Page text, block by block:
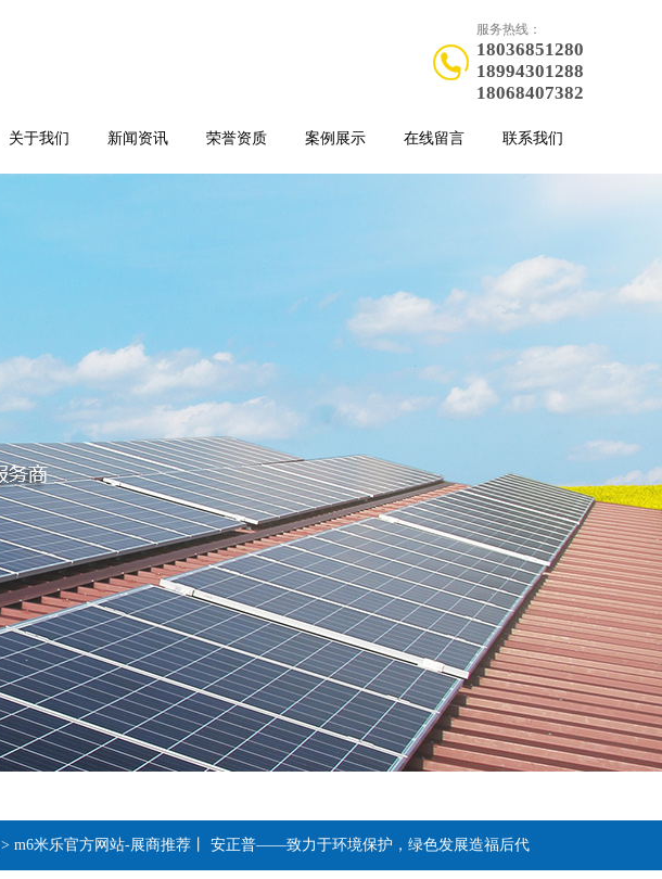
服务热线：
18036851280
18994301288
18068407382
关于我们 新闻资讯 荣誉资质 案例展示 在线留言 联系我们
> m6米乐官方网站-展商推荐丨 安正普——致力于环境保护，绿色发展造福后代